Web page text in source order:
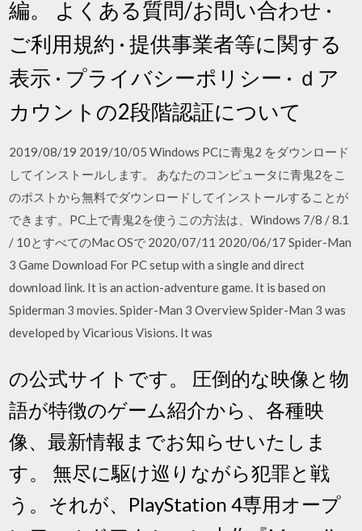
編。 よくある質問/お問い合わせ ·
ご利用規約 · 提供事業者等に関する
表示 · プライバシーポリシー · ｄア
カウントの2段階認証について
2019/08/19 2019/10/05 Windows PCに青鬼2 をダウンロード
してインストールします。 あなたのコンピュータに青鬼2をこ
のポストから無料でダウンロードしてインストールすることが
できます。PC上で青鬼2を使うこの方法は、Windows 7/8 / 8.1
/ 10とすべてのMac OSで 2020/07/11 2020/06/17 Spider-Man
3 Game Download For PC setup with a single and direct
download link. It is an action-adventure game. It is based on
Spiderman 3 movies. Spider-Man 3 Overview Spider-Man 3 was
developed by Vicarious Visions. It was
の公式サイトです。 圧倒的な映像と物
語が特徴のゲーム紹介から、各種映
像、最新情報までお知らせいたしま
す。 無尽に駆け巡りながら犯罪と戦
う。それが、PlayStation 4専用オープ